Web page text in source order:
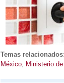
Temas relacionados:
México, Ministerio